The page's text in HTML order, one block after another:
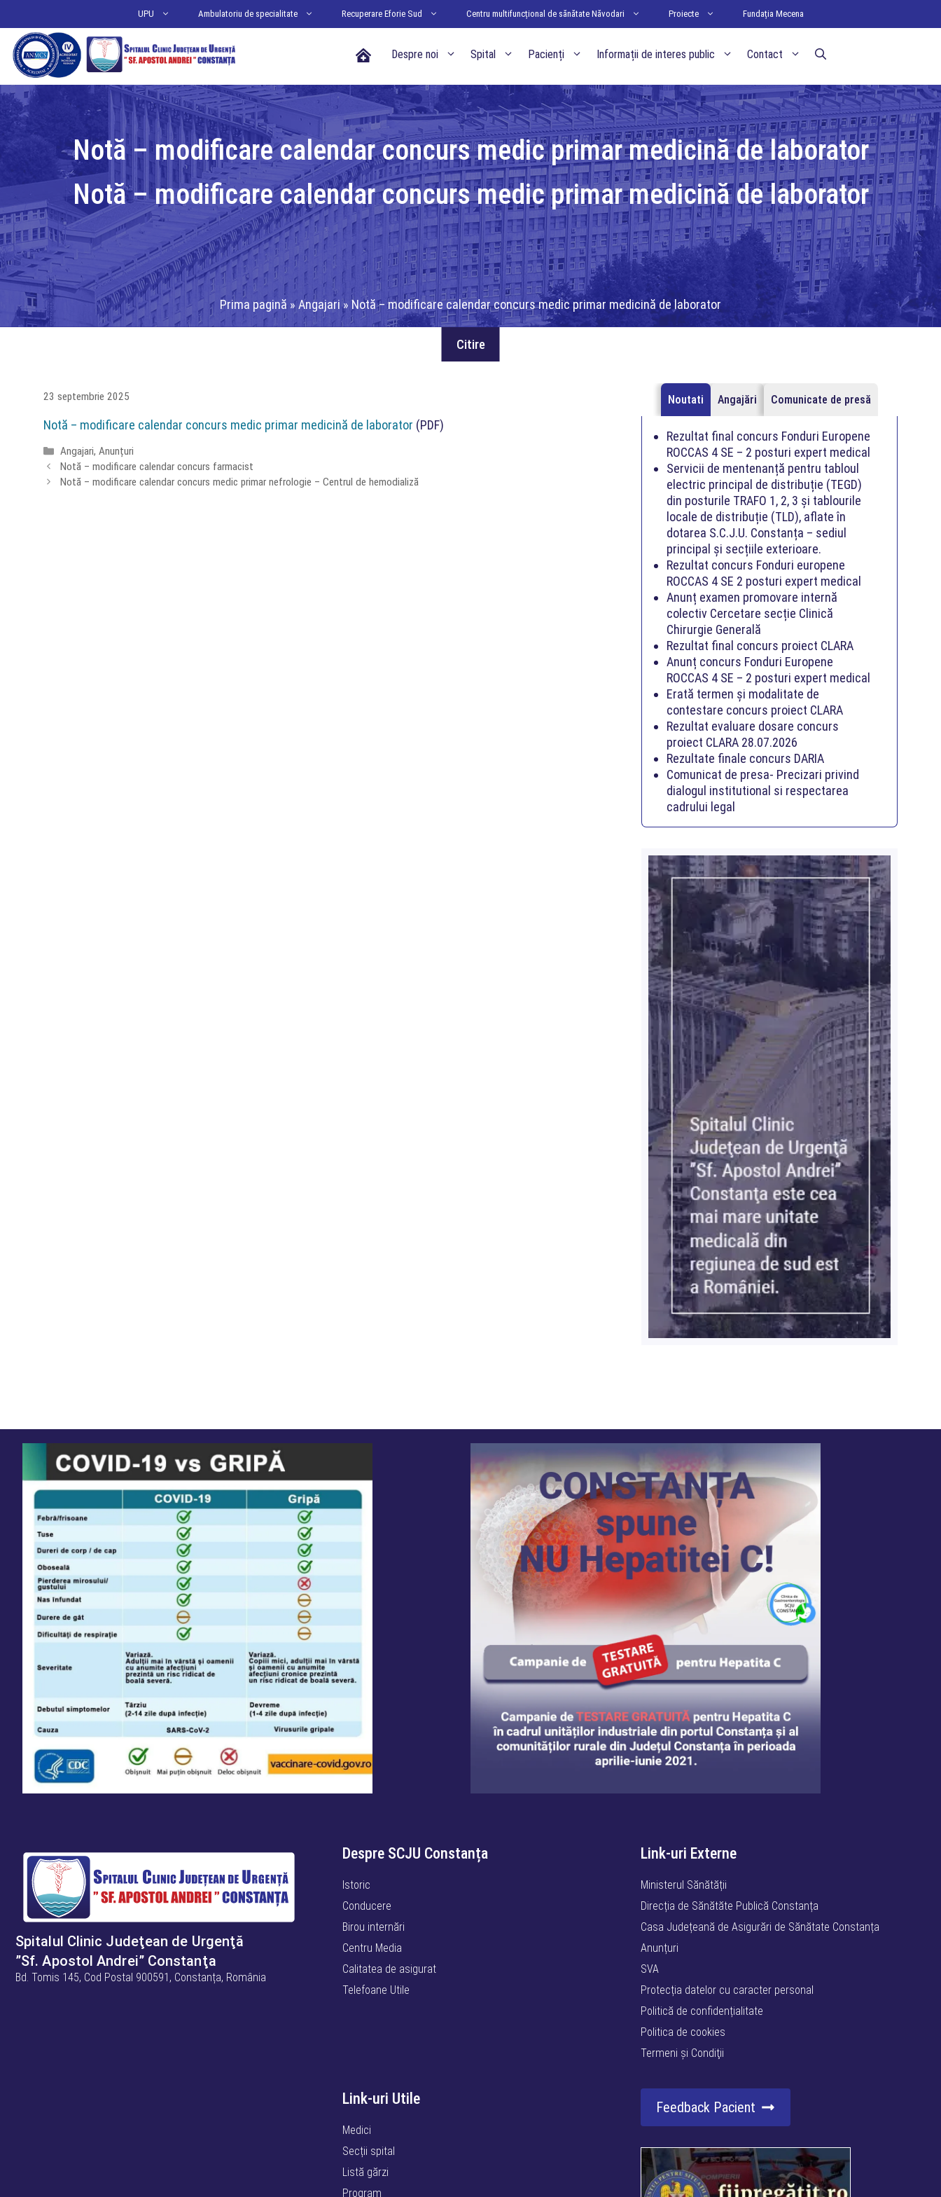
conținut
UPU Ambulatoriu de specialitate Recuperare Eforie Sud Centru multifuncțional de sănătate Năvodari Proiecte Fundația Mecena
Acasa Despre noi Spital Pacienți Informații de interes public Contact
Prima pagină »Angajari »Notă – modificare calendar concurs medic primar medicină de laborator
Notă – modificare calendar concurs medic primar medicină de laborator
Notă – modificare calendar concurs medic primar medicină de laborator
23 septembrie 2025
Notă – modificare calendar concurs medic primar medicină de laborator (PDF)
Categorii
Angajari,Anunțuri
Notă – modificare calendar concurs farmacist
Notă – modificare calendar concurs medic primar nefrologie – Centrul de hemodializă
Noutati Angajări Comunicate de presă
Rezultat final concurs Fonduri Europene
ROCCAS 4 SE – 2 posturi expert medical
Servicii de mentenanță pentru tabloul
electric principal de distribuție (TEGD)
din posturile TRAFO 1, 2, 3 și tablourile
locale de distribuție (TLD), aflate în
dotarea S.C.J.U. Constanța – sediul
principal și secțiile exterioare.
Rezultat concurs Fonduri europene
ROCCAS 4 SE 2 posturi expert medical
Anunț examen promovare internă
colectiv Cercetare secție Clinică
Chirurgie Generală
Rezultat final concurs proiect CLARA
Anunț concurs Fonduri Europene
ROCCAS 4 SE – 2 posturi expert medical
Erată termen și modalitate de
contestare concurs proiect CLARA
Rezultat evaluare dosare concurs
proiect CLARA 28.07.2026
Rezultate finale concurs DARIA
Comunicat de presa- Precizari privind
dialogul institutional si respectarea
cadrului legal
Spitalul Clinic Judeţean de Urgenţă
”Sf. Apostol Andrei” Constanţa
Bd. Tomis 145, Cod Postal 900591, Constanța, România
Despre SCJU Constanța
Istoric
Conducere
Birou internări
Centru Media
Calitatea de asigurat
Telefoane Utile
Link-uri Externe
Ministerul Sănătății
Direcția de Sănătăte Publică Constanța
Casa Județeană de Asigurări de Sănătate Constanța
Anunțuri
SVA
Protecția datelor cu caracter personal
Politică de confidențialitate
Politica de cookies
Termeni şi Condiţii
Link-uri Utile
Medici
Secții spital
Listă gărzi
Program
Feedback Pacient